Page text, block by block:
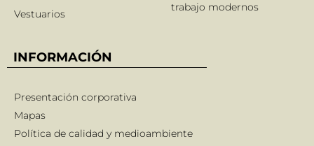
Vestuarios
trabajo modernos
INFORMACIÓN
Presentación corporativa
Mapas
Política de calidad y medioambiente